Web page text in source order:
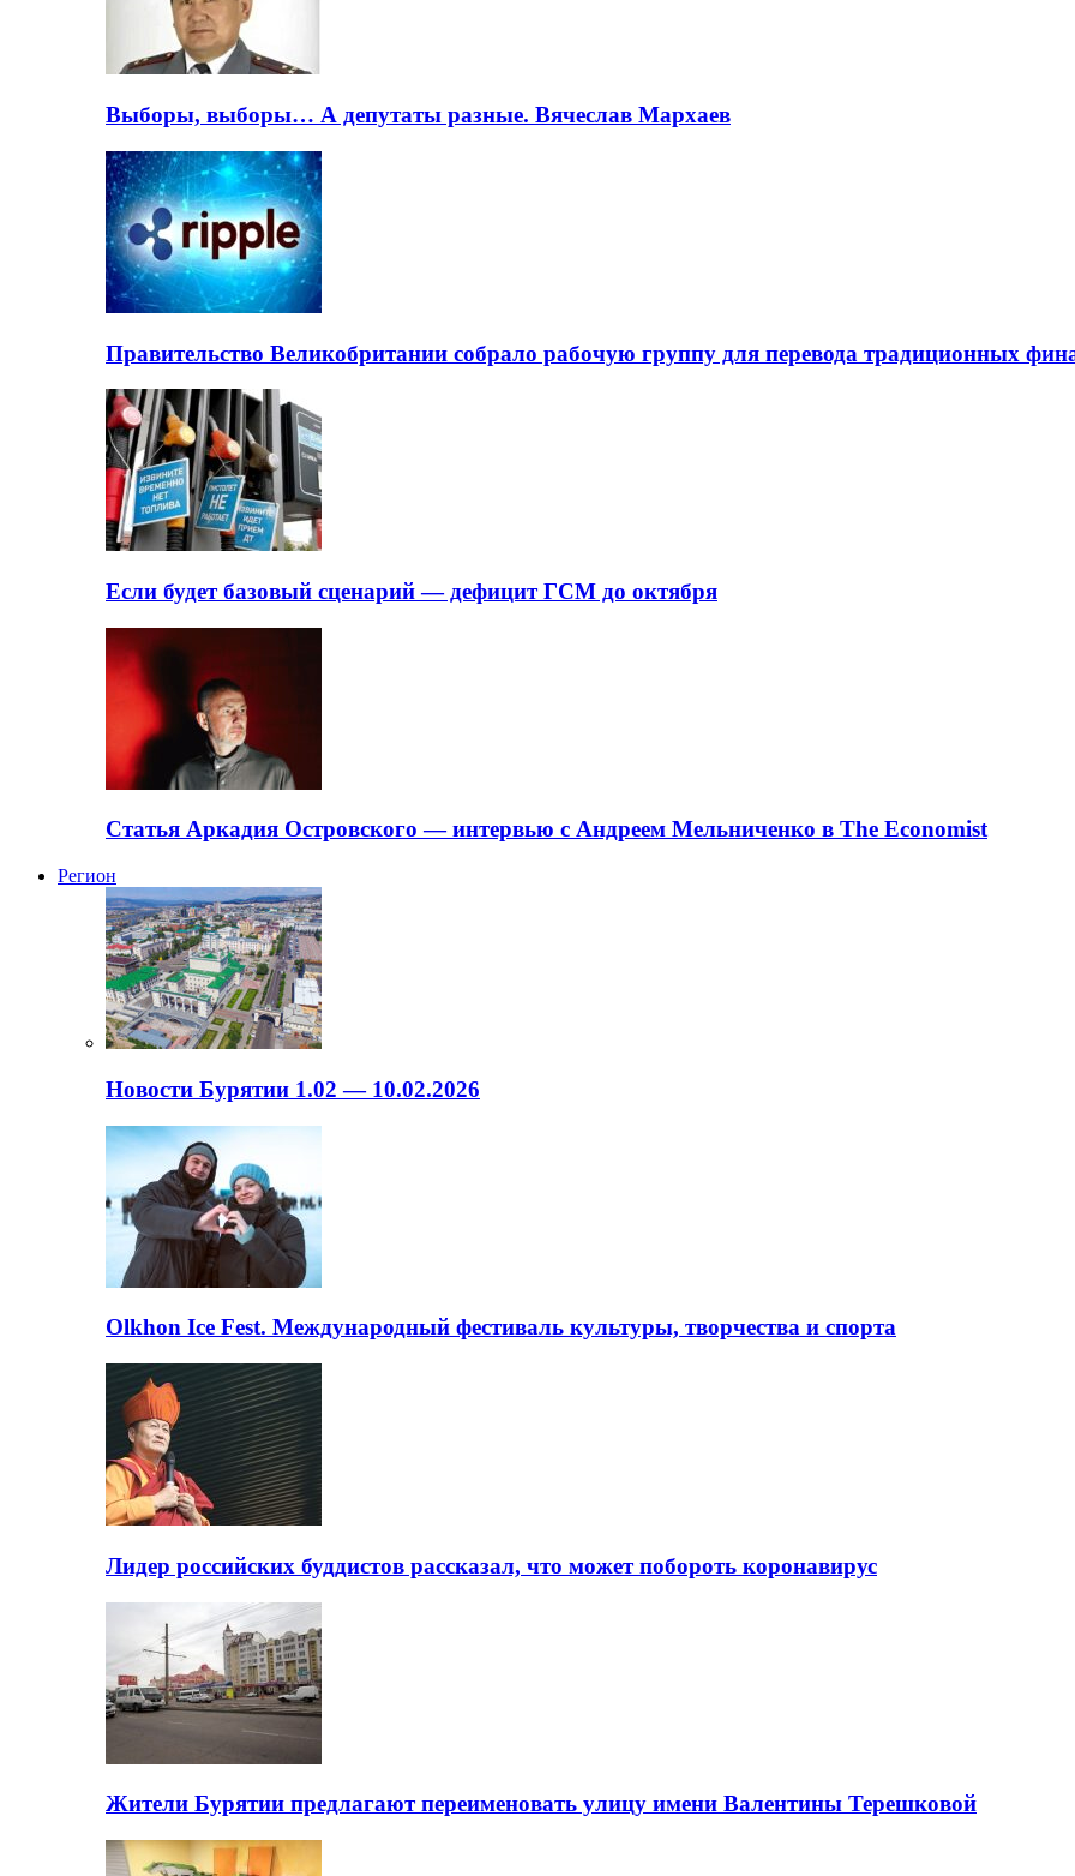
Выборы, выборы… А депутаты разные. Вячеслав Мархаев
Правительство Великобритании собрало рабочую группу для перевода традиционных
Если будет базовый сценарий — дефицит ГСМ до октября
Статья Аркадия Островского — интервью с Андреем Мельниченко в The Economist
Регион
Новости Бурятии 1.02 — 10.02.2026
Olkhon Ice Fest. Международный фестиваль культуры, творчества и спорта
Лидер российских буддистов рассказал, что может побороть коронавирус
Жители Бурятии предлагают переименовать улицу имени Валентины Терешковой